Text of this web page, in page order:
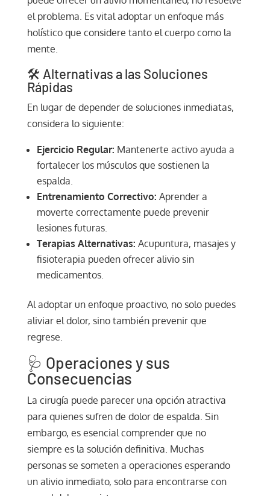
el problema. Es vital adoptar un enfoque más
holístico que considere tanto el cuerpo como la
mente.
🛠️ Alternativas a las Soluciones
Rápidas
En lugar de depender de soluciones inmediatas,
considera lo siguiente:
Ejercicio Regular: Mantenerte activo ayuda a
fortalecer los músculos que sostienen la
espalda.
Entrenamiento Correctivo: Aprender a
moverte correctamente puede prevenir
lesiones futuras.
Terapias Alternativas: Acupuntura, masajes y
fisioterapia pueden ofrecer alivio sin
medicamentos.
Al adoptar un enfoque proactivo, no solo puedes
aliviar el dolor, sino también prevenir que
regrese.
🩺 Operaciones y sus
Consecuencias
La cirugía puede parecer una opción atractiva
para quienes sufren de dolor de espalda. Sin
embargo, es esencial comprender que no
siempre es la solución definitiva. Muchas
personas se someten a operaciones esperando
un alivio inmediato, solo para encontrarse con